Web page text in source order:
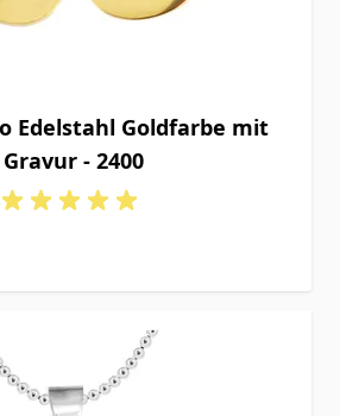
Edelstahl Goldfarbe mit
Gravur - 2400